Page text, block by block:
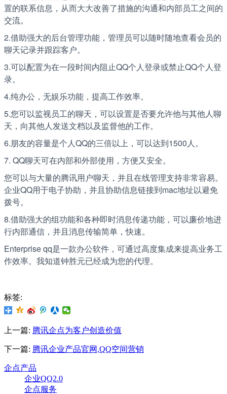
置的联系信息，从而大大改善了措施的沟通和内部员工之间的
交流。
2.借助强大的后台管理功能，管理员可以随时随地查看会员的
聊天记录并跟踪客户。
3.可以配置为在一段时间内阻止QQ个人登录或禁止QQ个人登
录。
4.纯办公，无娱乐功能，提高工作效率。
5.您可以监视员工的聊天，可以设置是否要允许他与其他人聊
天，向其他人发送文档以及监督他的工作。
6.朋友的容量是个人QQ的三倍以上，可以达到1500人。
7. QQ聊天可在内部和外部使用，方便又安全。
您可以与大量的腾讯用户聊天，并且在线管理支持非常容易。
企业QQ用于电子协助，并且协助信息链接到mac地址以避免
拨号。
8.借助强大的组功能和各种即时消息传递功能，可以廉价地进
行内部通信，并且消息传输简单，快速。
Enterprise qq是一款办公软件，可通过高度集成来提高业务工
作效率。我知道钟胜元已经成为您的代理。
标签:
上一篇: 腾讯企点为客户创造价值
下一篇: 腾讯企业产品官网,QQ空间营销
企点产品
企业QQ2.0
企点服务